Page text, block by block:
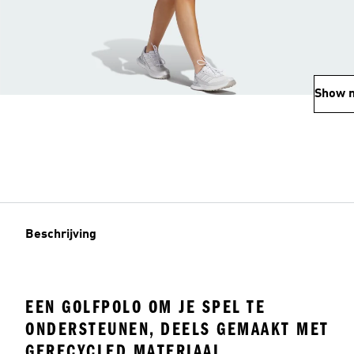
Show
Beschrijving
EEN GOLFPOLO OM JE SPEL TE
ONDERSTEUNEN, DEELS GEMAAKT MET